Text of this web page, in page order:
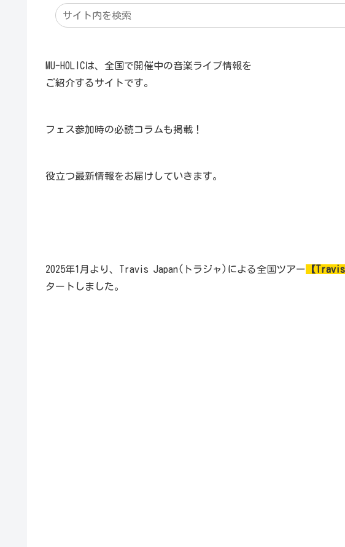
MU-HOLICは、全国で開催中の音楽ライブ情報を
ご紹介するサイトです。
フェス参加時の必読コラムも掲載！
役立つ最新情報をお届けしていきます。
2025年1月より、Travis Japan(トラジャ)による全国ツアー 【
タートしました。